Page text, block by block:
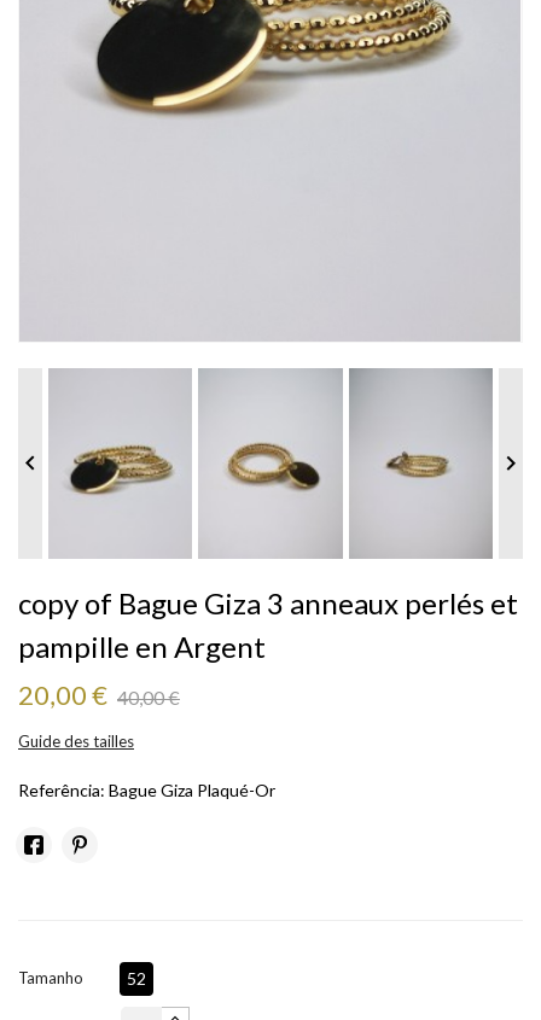
 
copy of Bague Giza 3 anneaux perlés et
pampille en Argent
20,00 € 40,00 €
Guide des tailles
Referência: Bague Giza Plaqué-Or
Tamanho 52